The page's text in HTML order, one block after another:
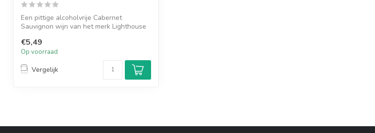
Een pittige alcoholvrije Cabernet
Sauvignon wijn van het merk Lighthouse
€5,49
Op voorraad
Vergelijk